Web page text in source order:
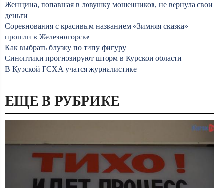
Женщина, попавшая в ловушку мошенников, не вернула свои
деньги
Соревнования с красивым названием «Зимняя сказка»
прошли в Железногорске
Как выбрать блузку по типу фигуру
Синоптики прогнозируют шторм в Курской области
В Курской ГСХА учатся журналистике
ЕЩЕ В РУБРИКЕ